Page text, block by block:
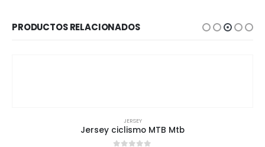
PRODUCTOS RELACIONADOS
JERSEY
Jersey ciclismo MTB Mtb